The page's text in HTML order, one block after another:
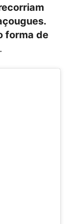
forma de